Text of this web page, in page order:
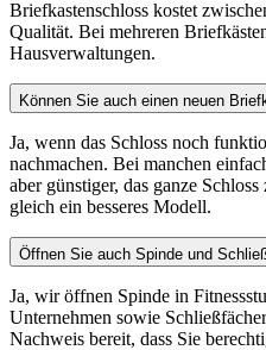
Briefkastenschloss kostet
Qualität. Bei mehreren
Hausverwaltungen.
Können Sie auch einen neuen
Ja, wenn das Schloss noch
nachmachen. Bei manchen
aber günstiger, das ganze
gleich ein besseres Modell.
Öffnen Sie auch Spinde und
Ja, wir öffnen Spinde in
Unternehmen sowie
Nachweis bereit, dass Sie